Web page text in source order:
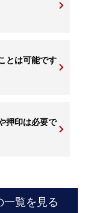
とは可能です
押印は必要で
一覧を見る